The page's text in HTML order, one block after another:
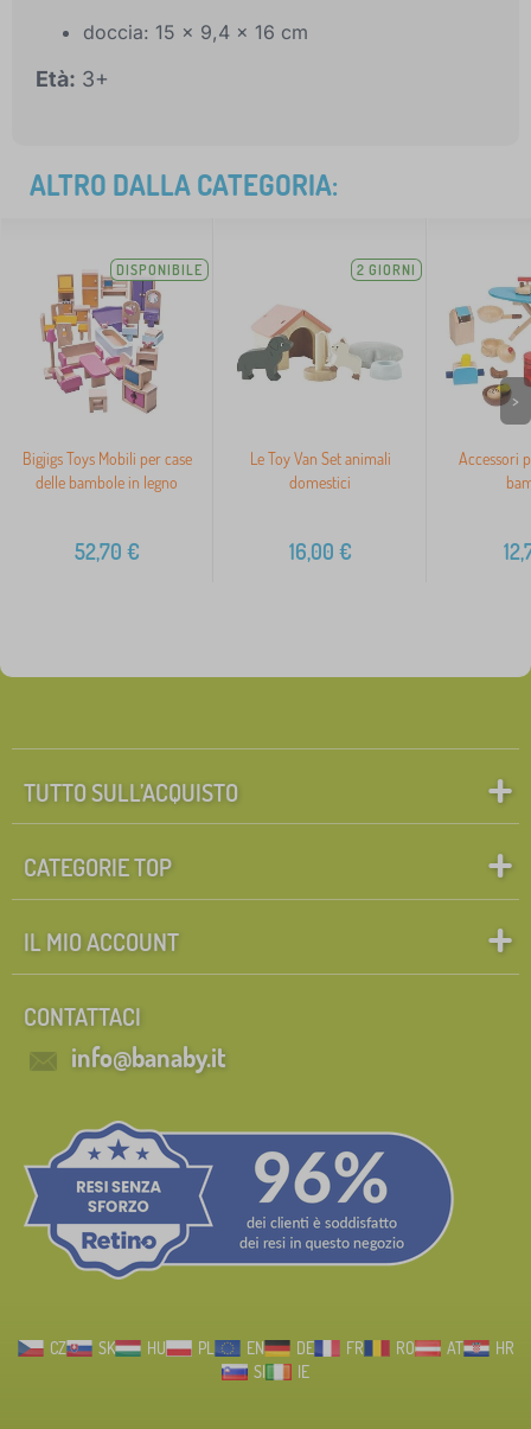
doccia: 15 x 9,4 x 16 cm
Età: 3+
ALTRO DALLA CATEGORIA:
DISPONIBILE
Bigjigs Toys Mobili per case
delle bambole in legno
52,70 €
2 GIORNI
Le Toy Van Set animali
domestici
16,00 €
Accessori
>
TUTTO SULL’ACQUISTO
CATEGORIE TOP
IL MIO ACCOUNT
CONTATTACI
info@banaby.it
CZ SK HU PL EN DE FR RO AT
HR
SI
IE